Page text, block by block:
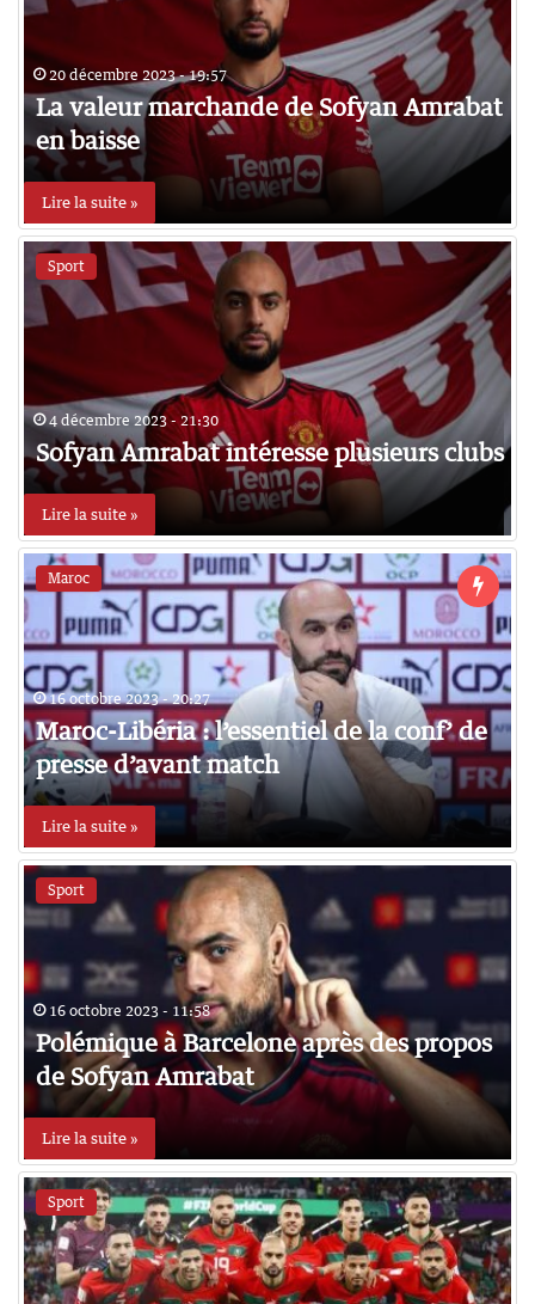
20 décembre 2023 - 19:57
La valeur marchande de Sofyan Amrabat
en baisse
Lire la suite »
Sport
4 décembre 2023 - 21:30
Sofyan Amrabat intéresse plusieurs clubs
Lire la suite »
Maroc
16 octobre 2023 - 20:27
Maroc-Libéria : l’essentiel de la conf’ de
presse d’avant match
Lire la suite »
Sport
16 octobre 2023 - 11:58
Polémique à Barcelone après des propos
de Sofyan Amrabat
Lire la suite »
Sport